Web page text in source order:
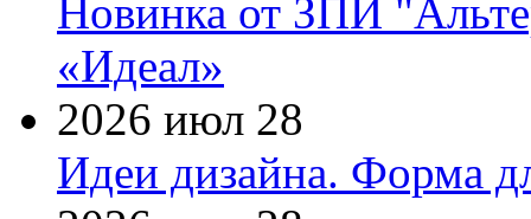
Новинка от ЗПИ
«Идеал»
2026 июл 28
Идеи дизайна. Форма